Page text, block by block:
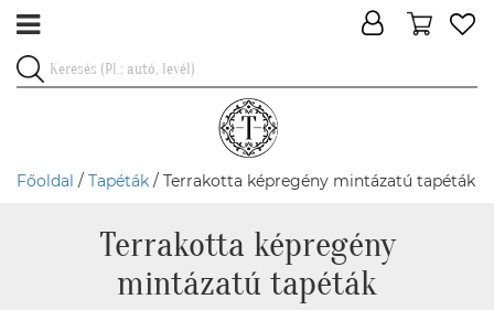
Főoldal / Tapéták / Terrakotta képregény mintázatú tapéták
Terrakotta képregény
mintázatú tapéták